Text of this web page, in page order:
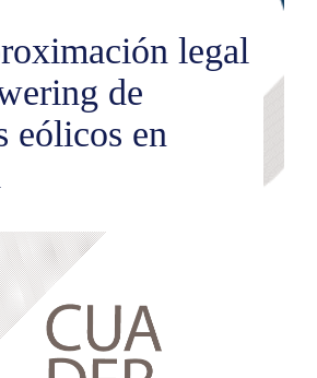
legal
de
eólicos en